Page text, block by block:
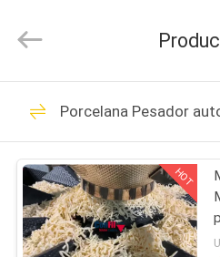
HOGAR
PRODUCTOS
VÍDEOS
ConFil
System.
Reserved.
pesador
multihead
Porcelana Pesador
HOT